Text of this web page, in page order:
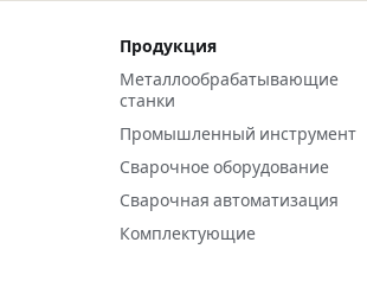
Продукция
Металлообрабатывающие
станки
Промышленный инструмент
Сварочное оборудование
Сварочная автоматизация
Комплектующие